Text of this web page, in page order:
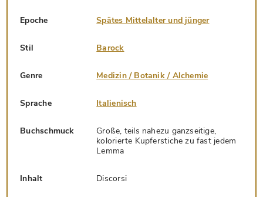
Epoche Spätes Mittelalter und jünger
Stil Barock
Genre Medizin / Botanik / Alchemie
Sprache Italienisch
Buchschmuck
Große, teils nahezu ganzseitige,
kolorierte Kupferstiche zu fast jedem
Lemma
Inhalt Discorsi